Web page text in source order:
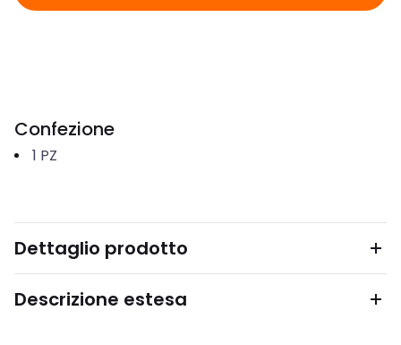
Confezione
1 PZ
Dettaglio prodotto
Descrizione estesa